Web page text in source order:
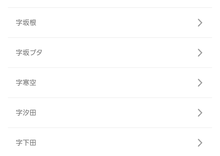
字坂根
字坂ブタ
字寒空
字汐田
字下田